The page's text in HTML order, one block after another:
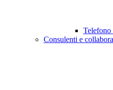
Telefono
Consulenti e